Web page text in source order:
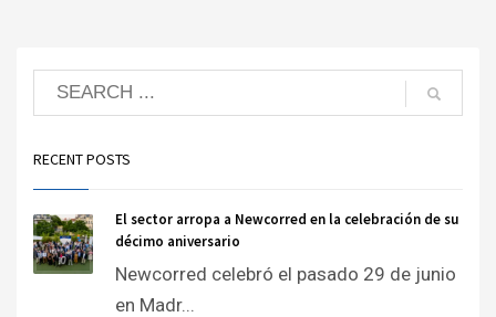
RECENT POSTS
El sector arropa a Newcorred en la celebración de su
décimo aniversario
Newcorred celebró el pasado 29 de junio
en Madr...